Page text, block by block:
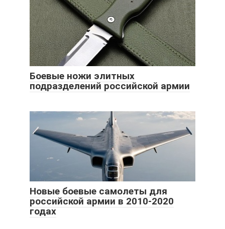
Боевые ножи элитных
подразделений российской армии
Новые боевые самолеты для
российской армии в 2010-2020
годах